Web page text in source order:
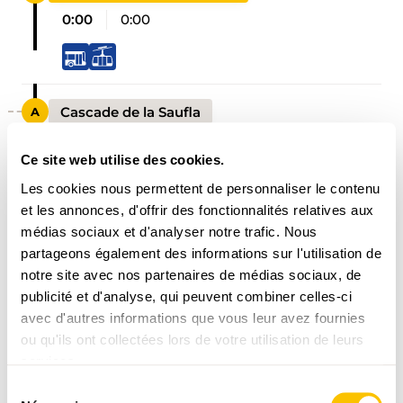
Ce site web utilise des cookies.
Les cookies nous permettent de personnaliser le contenu
et les annonces, d'offrir des fonctionnalités relatives aux
médias sociaux et d'analyser notre trafic. Nous
partageons également des informations sur l'utilisation de
notre site avec nos partenaires de médias sociaux, de
publicité et d'analyse, qui peuvent combiner celles-ci
avec d'autres informations que vous leur avez fournies
ou qu'ils ont collectées lors de votre utilisation de leurs
0:00
0:00
Cascade de la Saufla
Passerelle Belle-Étoile
1:45
1:15
Refuge de Bonaveau
2:20
0:35